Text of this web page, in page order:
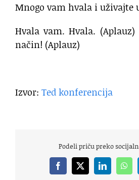
Mnogo vam hvala i uživajte
Hvala vam. Hvala. (Aplauz)
način! (Aplauz)
Izvor: Ted konferencija
Podeli priču preko
Facebook
X LinkedIn